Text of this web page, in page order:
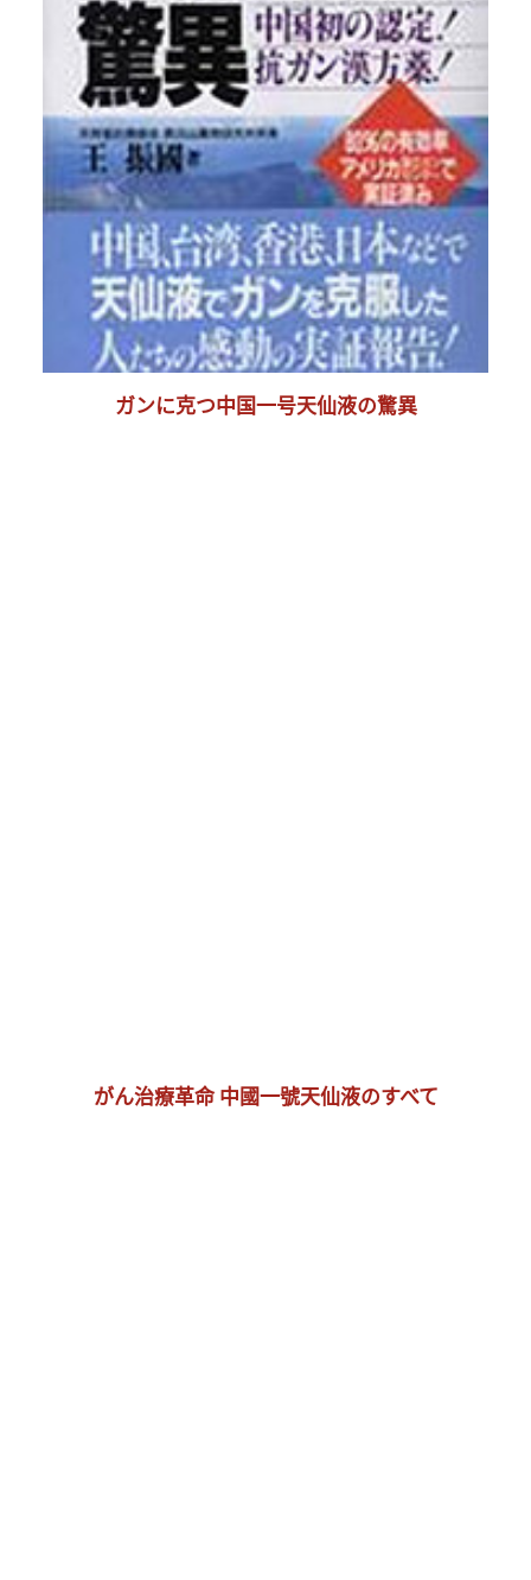
ガンに克つ中国一号天仙液の驚異
がん治療革命 中國一號天仙液のすべて